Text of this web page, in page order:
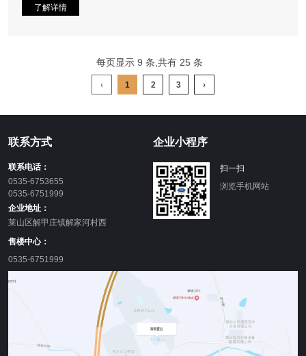
了解详情
每页显示 9 条,共有 25 条
‹ 1 2 3 ›
联系方式
联系电话：
0535-6753655
0535-6751999
企业地址：
莱山区解甲庄镇解家河村西
售楼中心：
0535-6751999
企业小程序
扫一扫
浏览手机网站